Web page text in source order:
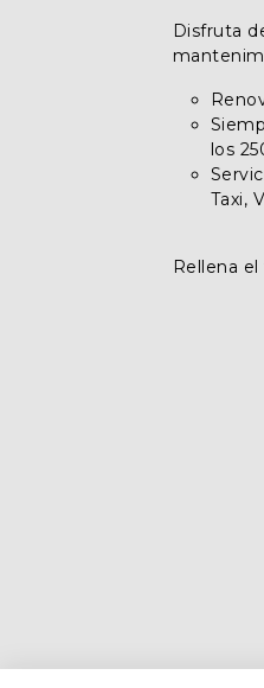
Disfruta
los
Taxi,
Rellena